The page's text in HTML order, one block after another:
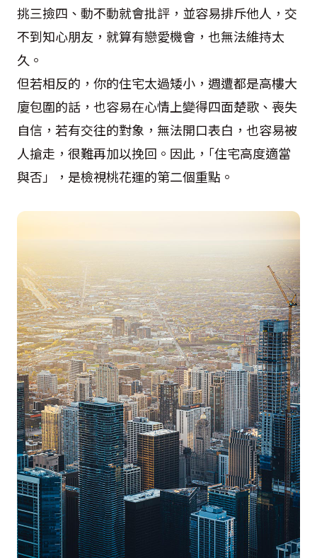
挑三撿四、動不動就會批評，並容易排斥他人，交
不到知心朋友，就算有戀愛機會，也無法維持太
久。
但若相反的，你的住宅太過矮小，週遭都是高樓大
廈包圍的話，也容易在心情上變得四面楚歌、喪失
自信，若有交往的對象，無法開口表白，也容易被
人搶走，很難再加以挽回。因此，｢住宅高度適當
與否」，是檢視桃花運的第二個重點。